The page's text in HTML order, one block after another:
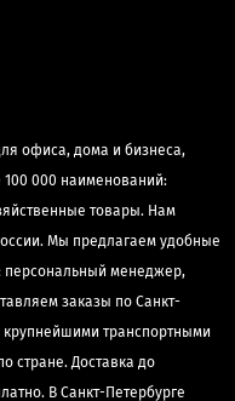
офиса, дома и бизнеса,
100 000 наименований:
товары. Нам
Мы предлагаем удобные
персональный менеджер,
заказы по Санкт-
крупнейшими транспортными
стране. Доставка до
В Санкт-Петербурге